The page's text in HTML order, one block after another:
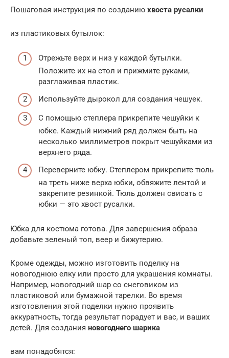
Пошаговая инструкция по созданию хвоста русалки
из пластиковых бутылок:
Отрежьте верх и низ у каждой бутылки.
Положите их на стол и прижмите руками,
разглаживая пластик.
Используйте дырокол для создания чешуек.
С помощью степлера прикрепите чешуйки к
юбке. Каждый нижний ряд должен быть на
несколько миллиметров покрыт чешуйками из
верхнего ряда.
Переверните юбку. Степлером прикрепите тюль
на треть ниже верха юбки, обвяжите лентой и
закрепите резинкой. Тюль должен свисать с
юбки — это хвост русалки.
Юбка для костюма готова. Для завершения образа
добавьте зеленый топ, веер и бижутерию.
Кроме одежды, можно изготовить поделку на
новогоднюю елку или просто для украшения комнаты.
Например, новогодний шар со снеговиком из
пластиковой или бумажной тарелки. Во время
изготовления этой поделки нужно проявить
аккуратность, тогда результат порадует и вас, и ваших
детей. Для создания новогоднего шарика
вам понадобятся: